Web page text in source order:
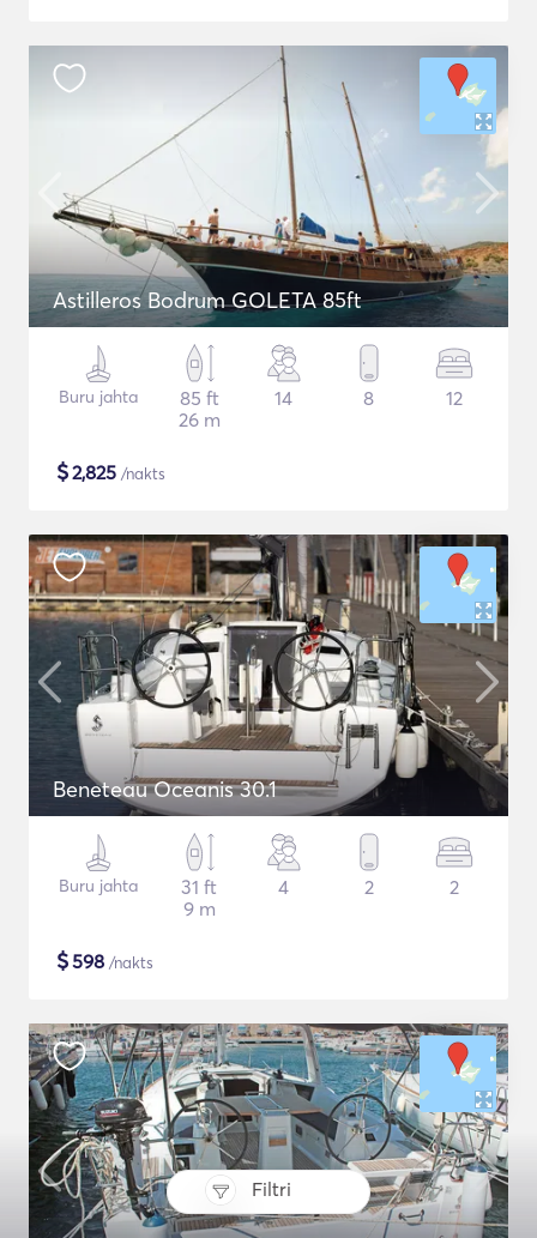
Filtri
Astilleros Bodrum GOLETA 85ft
Buru jahta
85 ft
26 m
14 8 12
$2,825 /nakts
Beneteau Oceanis 30.1
Buru jahta
31 ft
9 m
4 2 2
$598 /nakts